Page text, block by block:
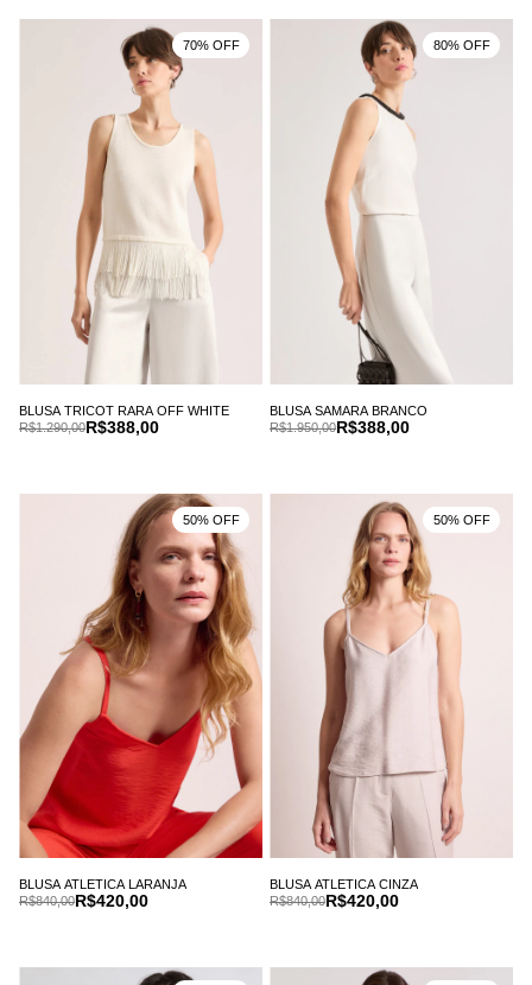
BLUSA TRICOT RARA OFF WHITE
R$388,00
R$1.290,00
70% OFF
BLUSA SAMARA BRANCO
R$388,00
R$1.950,00
80% OFF
BLUSA ATLETICA LARANJA
R$420,00
R$840,00
50% OFF
BLUSA ATLETICA CINZA
R$420,00
R$840,00
50% OFF